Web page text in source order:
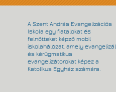
A Szent András Evangelizációs
Iskola egy fiatalokat és
felnőtteket képző mobil
iskolahálózat, amely evangelizál
és kérügmatikus
evangelizátorokat képez a
Katolikus Egyház számára.